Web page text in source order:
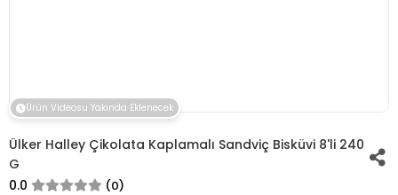
Ürün Videosu Yakında Eklenecek
Ülker Halley Çikolata Kaplamalı Sandviç Bisküvi 8'li 240
G
0.0
(0)